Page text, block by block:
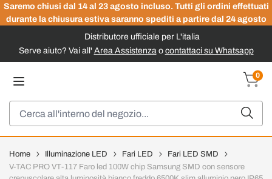
Saremo chiusi dal 14 al 23 agosto incluso. Tutti gli ordini effettuati
durante la chiusura estiva saranno spediti a partire dal 24 agosto
Distributore ufficiale per L'italia
Serve aiuto? Vai all' Area Assistenzao contattaci su Whatsapp
0
Home Illuminazione LED Fari LED
Fari LED SMD
V-TAC PRO VT-117 Faro led 100W chip Samsung SMD con sensore